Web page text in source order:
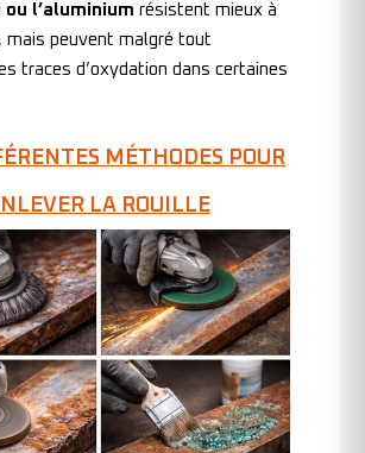
ou l’aluminium résistent mieux à
mais peuvent malgré tout
traces d’oxydation dans certaines
MÉTHODES POUR
LA ROUILLE